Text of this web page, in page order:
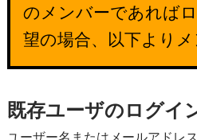
のメンバーであれば
望の場合、以下より
既存ユーザのログイ
ユーザー名またはメールアドレス